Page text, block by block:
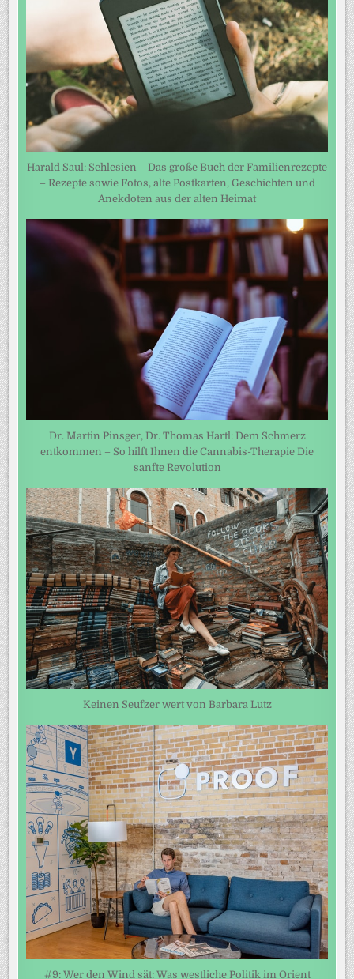
Harald Saul: Schlesien – Das große Buch der Familienrezepte
– Rezepte sowie Fotos, alte Postkarten, Geschichten und
Anekdoten aus der alten Heimat
Dr. Martin Pinsger, Dr. Thomas Hartl: Dem Schmerz
entkommen – So hilft Ihnen die Cannabis-Therapie Die
sanfte Revolution
Keinen Seufzer wert von Barbara Lutz
#9: Wer den Wind sät: Was westliche Politik im Orient